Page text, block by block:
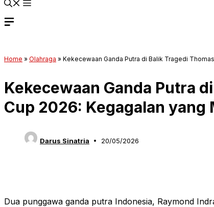
Home » Olahraga » Kekecewaan Ganda Putra di Balik Tragedi
Kekecewaan Ganda Putra
Cup 2026: Kegagalan yang
Darus Sinatria 20/05/2026
Dua punggawa ganda putra Indonesia, Raymond